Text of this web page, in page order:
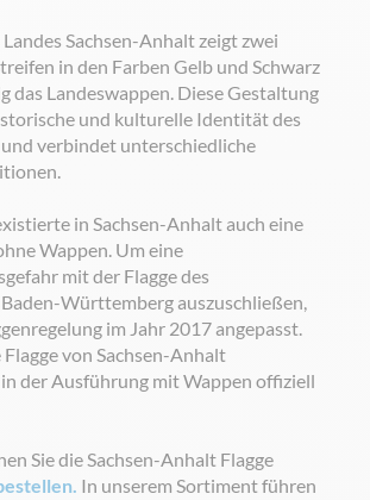
Landes Sachsen-Anhalt zeigt zwei
in den Farben Gelb und Schwarz
das Landeswappen. Diese Gestaltung
und kulturelle Identität des
verbindet unterschiedliche
in Sachsen-Anhalt auch eine
Wappen. Um eine
mit der Flagge des
Württemberg auszuschließen,
im Jahr 2017 angepasst.
von Sachsen-Anhalt
der Ausführung mit Wappen offiziell
Sie die Sachsen-Anhalt Flagge
In unserem Sortiment führen